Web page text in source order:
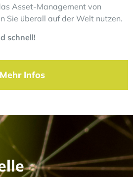
Asset-Management von
Sie überall auf der Welt nutzen.
schnell!
Mehr Infos